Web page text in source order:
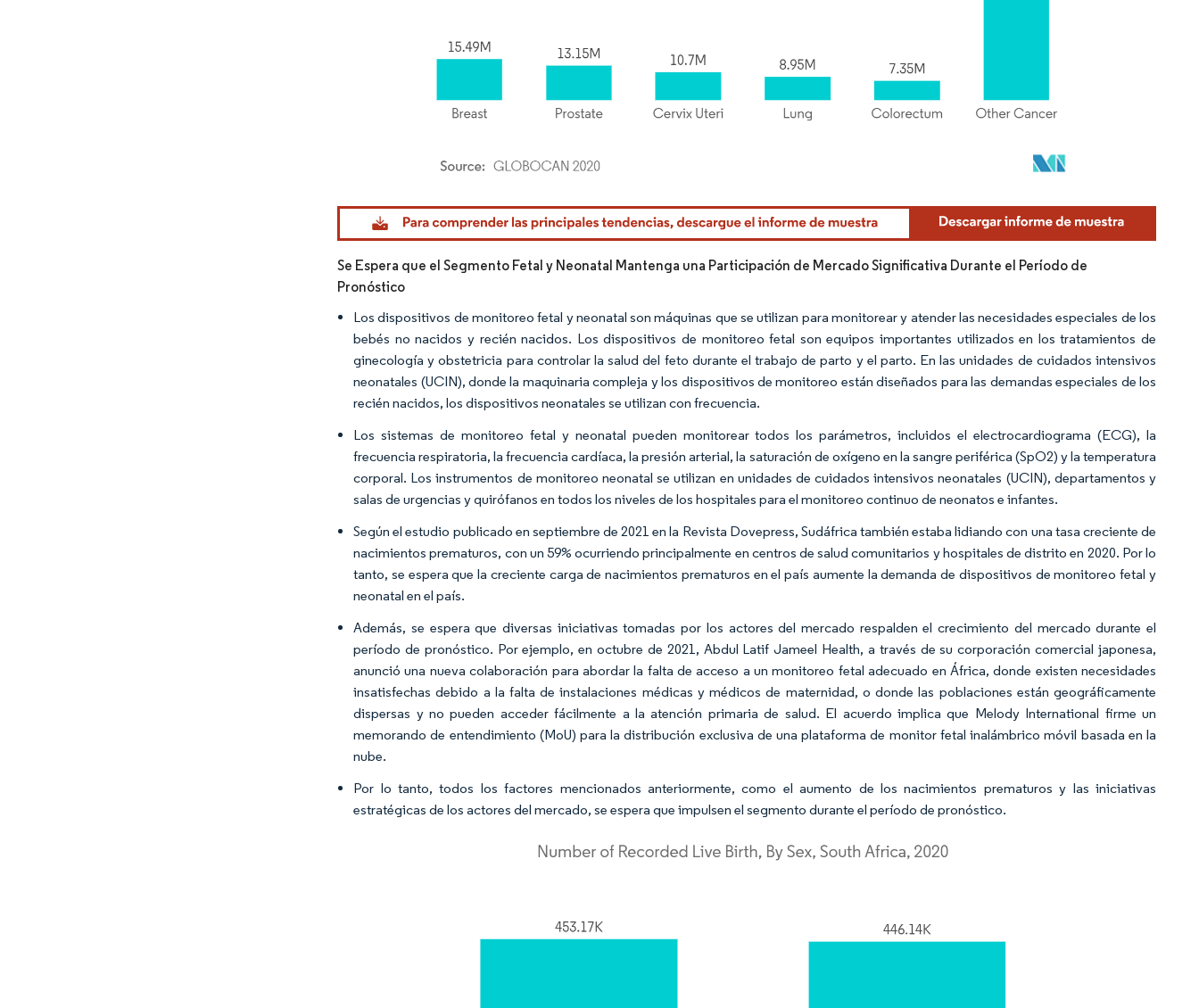
Imagen © Mordor Intelligence. El uso requiere atribución según CC BY 4.0.
Se Espera que el Segmento Fetal y Neonatal Mantenga una Participación de Mercado Significativa Durante el Período de
Pronóstico
Los dispositivos de monitoreo fetal y neonatal son máquinas que se utilizan para monitorear y atender las necesidades especiales de los
bebés no nacidos y recién nacidos. Los dispositivos de monitoreo fetal son equipos importantes utilizados en los tratamientos de
ginecología y obstetricia para controlar la salud del feto durante el trabajo de parto y el parto. En las unidades de cuidados intensivos
neonatales (UCIN), donde la maquinaria compleja y los dispositivos de monitoreo están diseñados para las demandas especiales de los
recién nacidos, los dispositivos neonatales se utilizan con frecuencia.
Los sistemas de monitoreo fetal y neonatal pueden monitorear todos los parámetros, incluidos el electrocardiograma (ECG), la
frecuencia respiratoria, la frecuencia cardíaca, la presión arterial, la saturación de oxígeno en la sangre periférica (SpO2) y la temperatura
corporal. Los instrumentos de monitoreo neonatal se utilizan en unidades de cuidados intensivos neonatales (UCIN), departamentos y
salas de urgencias y quirófanos en todos los niveles de los hospitales para el monitoreo continuo de neonatos e infantes.
Según el estudio publicado en septiembre de 2021 en la Revista Dovepress, Sudáfrica también estaba lidiando con una tasa creciente de
nacimientos prematuros, con un 59% ocurriendo principalmente en centros de salud comunitarios y hospitales de distrito en 2020. Por lo
tanto, se espera que la creciente carga de nacimientos prematuros en el país aumente la demanda de dispositivos de monitoreo fetal y
neonatal en el país.
Además, se espera que diversas iniciativas tomadas por los actores del mercado respalden el crecimiento del mercado durante el
período de pronóstico. Por ejemplo, en octubre de 2021, Abdul Latif Jameel Health, a través de su corporación comercial japonesa,
anunció una nueva colaboración para abordar la falta de acceso a un monitoreo fetal adecuado en África, donde existen necesidades
insatisfechas debido a la falta de instalaciones médicas y médicos de maternidad, o donde las poblaciones están geográficamente
dispersas y no pueden acceder fácilmente a la atención primaria de salud. El acuerdo implica que Melody International firme un
memorando de entendimiento (MoU) para la distribución exclusiva de una plataforma de monitor fetal inalámbrico móvil basada en la
nube.
Por lo tanto, todos los factores mencionados anteriormente, como el aumento de los nacimientos prematuros y las iniciativas
estratégicas de los actores del mercado, se espera que impulsen el segmento durante el período de pronóstico.